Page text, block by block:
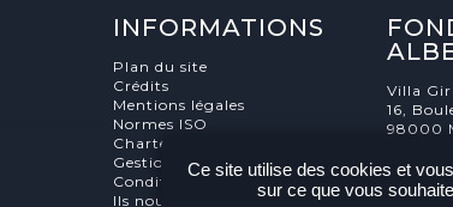
INFORMATIONS
Plan du site
Crédits
Mentions légales
Normes ISO
Charte éthique
Gestion des cookies
Conditions générale de vente
Ils nous soutiennent
Villa
16,
98000
Ce site utilise des cookies et
sur ce que vous